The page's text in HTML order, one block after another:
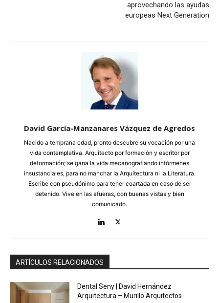
aprovechando las ayudas
europeas Next Generation
David García-Manzanares Vázquez de Agredos
Nacido a temprana edad, pronto descubre su vocación por una
vida contemplativa. Arquitecto por formación y escritor por
deformación; se gana la vida mecanografiando infórmenes
insustanciales, para no manchar la Arquitectura ni la Literatura.
Escribe con pseudónimo para tener coartada en caso de ser
detenido. Vive en las afueras, con buenas vistas y bien
comunicado.
ARTÍCULOS RELACIONADOS
Dental Seny | David Hernández
Arquitectura – Murillo Arquitectos